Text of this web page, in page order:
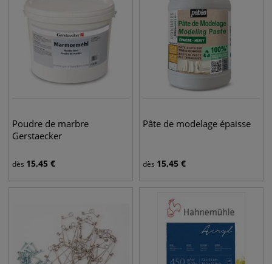
Poudre de marbre
Gerstaecker
dès 15,45 €
Pâte de modelage épaisse
dès 15,45 €